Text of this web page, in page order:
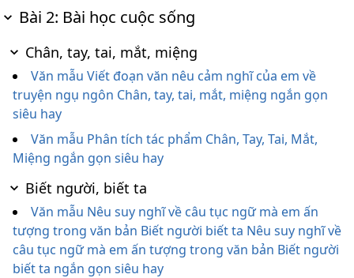
Bài 2: Bài học cuộc sống
Chân, tay, tai, mắt, miệng
Văn mẫu Viết đoạn văn nêu cảm nghĩ của em về
truyện ngụ ngôn Chân, tay, tai, mắt, miệng ngắn gọn
siêu hay
Văn mẫu Phân tích tác phẩm Chân, Tay, Tai, Mắt,
Miệng ngắn gọn siêu hay
Biết người, biết ta
Văn mẫu Nêu suy nghĩ về câu tục ngữ mà em ấn
tượng trong văn bản Biết người biết ta Nêu suy nghĩ về
câu tục ngữ mà em ấn tượng trong văn bản Biết người
biết ta ngắn gọn siêu hay